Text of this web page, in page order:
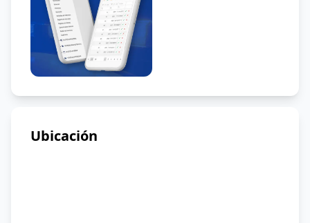
Ubicación